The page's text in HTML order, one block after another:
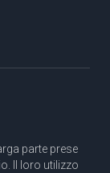
parte prese
Il loro utilizzo